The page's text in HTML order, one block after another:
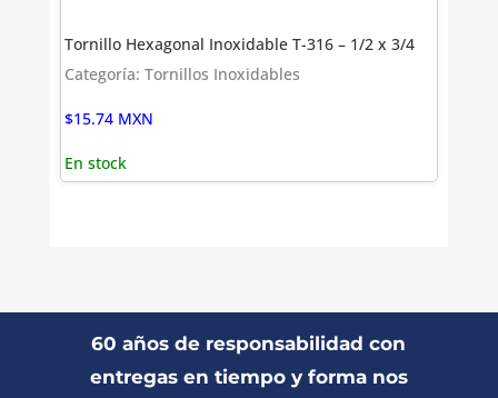
Tornillo Hexagonal Inoxidable T-316 – 1/2 x 3/4
Categoría: Tornillos Inoxidables
$15.74 MXN
En stock
60 años de responsabilidad con
entregas en tiempo y forma nos